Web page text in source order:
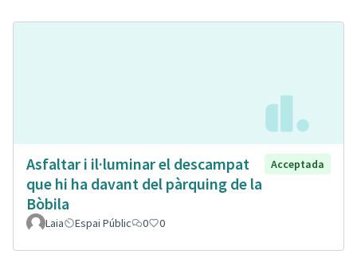
Asfaltar i il·luminar el descampat
que hi ha davant del pàrquing de la
Bòbila
Acceptada
Laia Espai Públic 0 0